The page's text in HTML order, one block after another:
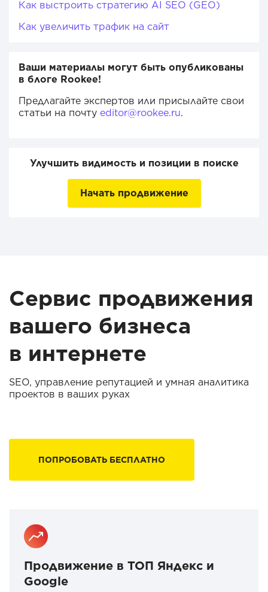
Как выстроить стратегию AI SEO (GEO)
Как увеличить трафик на сайт
Ваши материалы могут быть опубликованы
в блоге Rookee!
Предлагайте экспертов или присылайте свои
статьи на почту editor@rookee.ru.
Улучшить видимость и позиции в поиске
Начать продвижение
Сервис продвижения
вашего бизнеса
в интернете
SEO, управление репутацией и умная аналитика
проектов в ваших руках
ПОПРОБОВАТЬ БЕСПЛАТНО
Продвижение в ТОП Яндекс и
Google